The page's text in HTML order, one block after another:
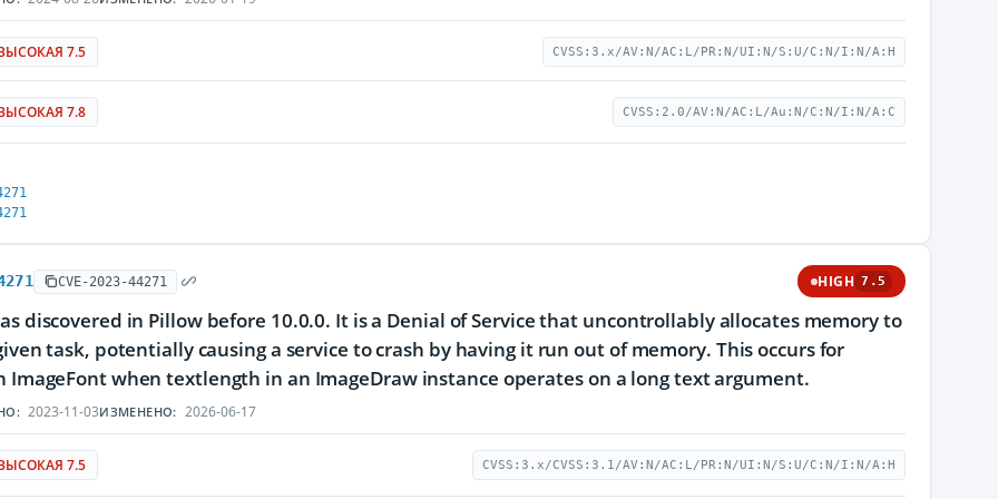
7.5 CVSS:3.x/AV:N/AC:L/PR:N/UI:N/S:U/C:N/I:N/A:H
7.8 CVSS:2.0/AV:N/AC:L/Au:N/C:N/I:N/A:C
CVE-2023-44271 HIGH 7.5
discovered in Pillow before 10.0.0. It is a Denial of Service that uncontrollably allocates memory to
task, potentially causing a service to crash by having it run out of memory. This occurs for
ImageFont when textlength in an ImageDraw instance operates on a long text argument.
2023-11-03ИЗМЕНЕНО: 2026-06-17
7.5 CVSS:3.x/CVSS:3.1/AV:N/AC:L/PR:N/UI:N/S:U/C:N/I:N/A:H